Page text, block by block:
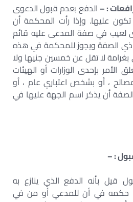
الدفع بعدم قبول الدعوى
تكون عليها. وإذا رأت المحكمة أن
لعيب في صفة المدعى عليه قائم
ذي الصفة ويجوز للمحكمة في هذه
لا تقل عن خمسين جنيها ولا
الأمر بإحدى الوزارات أو الهيئات
، أو بشخص اعتباري عام ، أو
أن يذكر اسم الجهة عليها في
: –
قيل بأنه الدفع الذي ينازع به
حكمه في أن للمدعي أو من في